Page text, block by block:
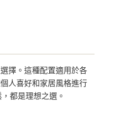
擇。這種配置適用於各
人喜好和家居風格進行
都是理想之選。